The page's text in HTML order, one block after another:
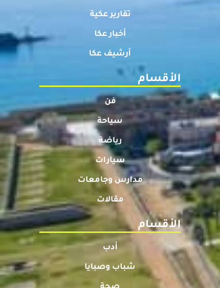
تقارير عكية
أخبار عكا
أرشيف عكا
الأقسام
فن
سياحة
رياضة
سيارات
مدارس وجامعات
مقالات
الأقسام
أدب
شباب وصبايا